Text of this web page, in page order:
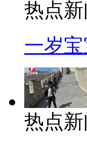
热点新
一岁
热点新